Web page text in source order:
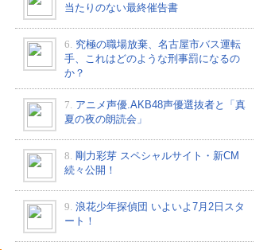
当たりのない最終催告書
6. 究極の職場放棄、名古屋市バス運転
手、これはどのような刑事罰になるの
か？
7. アニメ声優.AKB48声優選抜者と「真
夏の夜の朗読会」
8. 剛力彩芽 スペシャルサイト・新CM
続々公開！
9. 浪花少年探偵団 いよいよ7月2日スタ
ート！